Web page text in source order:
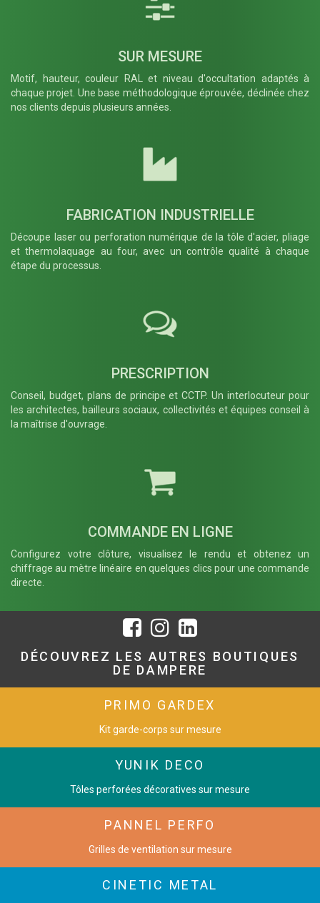
SUR MESURE
Motif, hauteur, couleur RAL et niveau d'occultation adaptés à
chaque projet. Une base méthodologique éprouvée, déclinée chez
nos clients depuis plusieurs années.
FABRICATION INDUSTRIELLE
Découpe laser ou perforation numérique de la tôle d'acier, pliage
et thermolaquage au four, avec un contrôle qualité à chaque
étape du processus.
PRESCRIPTION
Conseil, budget, plans de principe et CCTP. Un interlocuteur pour
les architectes, bailleurs sociaux, collectivités et équipes conseil à
la maîtrise d'ouvrage.
COMMANDE EN LIGNE
Configurez votre clôture, visualisez le rendu et obtenez un
chiffrage au mètre linéaire en quelques clics pour une commande
directe.
DÉCOUVREZ LES AUTRES BOUTIQUES
DE DAMPERE
PRIMO GARDEX
Kit garde-corps sur mesure
YUNIK DECO
Tôles perforées décoratives sur mesure
PANNEL PERFO
Grilles de ventilation sur mesure
CINETIC METAL